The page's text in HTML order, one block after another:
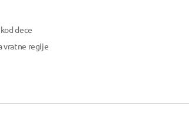
dece
vratne regije